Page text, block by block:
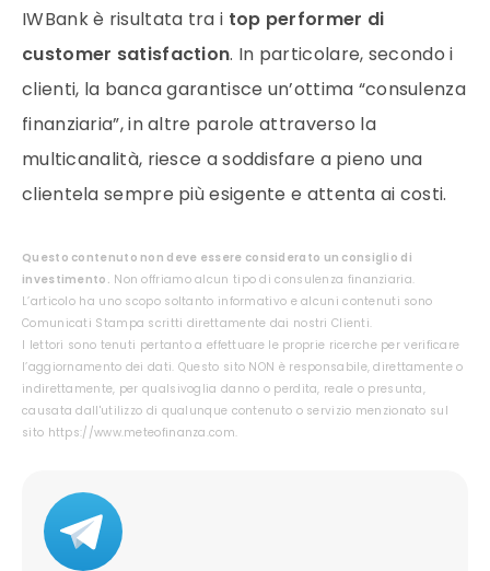
IWBank è risultata tra i top performer di
customer satisfaction. In particolare, secondo i
clienti, la banca garantisce un’ottima “consulenza
finanziaria”, in altre parole attraverso la
multicanalità, riesce a soddisfare a pieno una
clientela sempre più esigente e attenta ai costi.
Questo contenuto non deve essere considerato un consiglio di
investimento. Non offriamo alcun tipo di consulenza finanziaria.
L’articolo ha uno scopo soltanto informativo e alcuni contenuti sono
Comunicati Stampa scritti direttamente dai nostri Clienti.
I lettori sono tenuti pertanto a effettuare le proprie ricerche per verificare
l’aggiornamento dei dati. Questo sito NON è responsabile, direttamente o
indirettamente, per qualsivoglia danno o perdita, reale o presunta,
causata dall'utilizzo di qualunque contenuto o servizio menzionato sul
sito https://www.meteofinanza.com.